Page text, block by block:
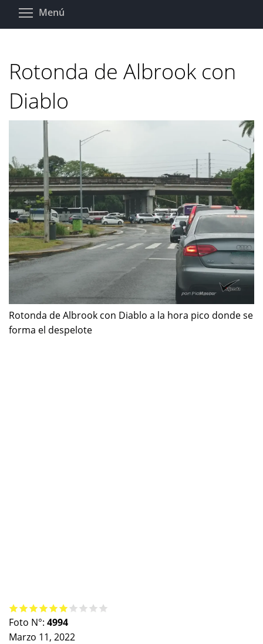
Pasar
Menú
Rotonda de Albrook con
Diablo
Rotonda de Albrook con Diablo a la hora pico donde se
forma el despelote
Foto N°: 4994
Marzo 11, 2022